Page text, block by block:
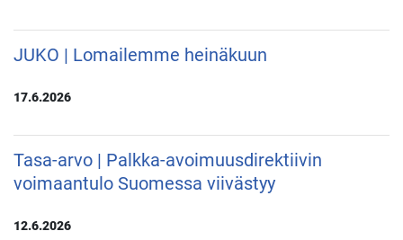
JUKO | Lomailemme heinäkuun
17.6.2026
Tasa-arvo | Palkka-avoimuusdirektiivin
voimaantulo Suomessa viivästyy
12.6.2026